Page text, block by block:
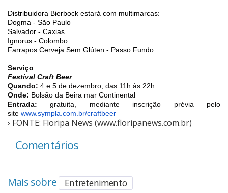
Distribuidora Bierbock estará com multimarcas:
Dogma - São Paulo
Salvador - Caxias
Ignorus - Colombo
Farrapos Cerveja Sem Glúten - Passo Fundo
Serviço
Festival Craft Beer
Quando: 4 e 5 de dezembro, das 11h às 22h
Onde: Bolsão da Beira mar Continental
Entrada: gratuita, mediante inscrição prévia pelo
site www.sympla.com.br/craftbeer
› FONTE: Floripa News (www.floripanews.com.br)
Comentários
Mais sobre Entretenimento